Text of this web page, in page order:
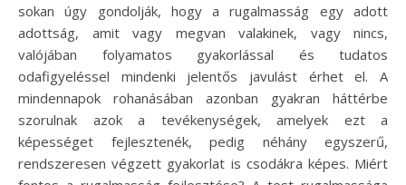
sokan úgy gondolják, hogy a rugalmasság egy adott
adottság, amit vagy megvan valakinek, vagy nincs,
valójában folyamatos gyakorlással és tudatos
odafigyeléssel mindenki jelentős javulást érhet el. A
mindennapok rohanásában azonban gyakran háttérbe
szorulnak azok a tevékenységek, amelyek ezt a
képességet fejlesztenék, pedig néhány egyszerű,
rendszeresen végzett gyakorlat is csodákra képes. Miért